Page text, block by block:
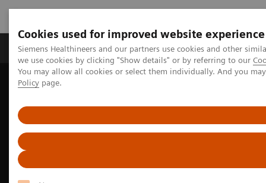
Cookies used for improved website experience
Siemens Healthineers and our partners use cookies and other
we use cookies by clicking "Show details" or by referring to our
You may allow all cookies or select them individually. And you
Policy page.
Productos y servicios Especialidades Clínicas
Siemens Healthineers Latinoamérica